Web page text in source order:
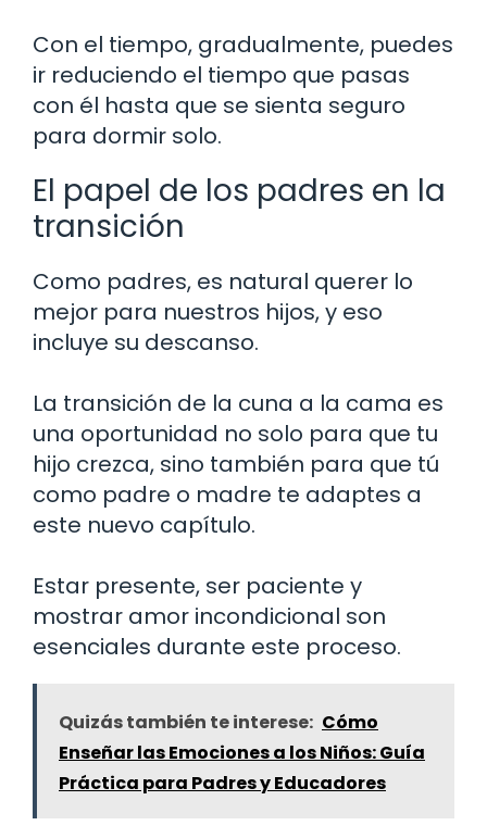
Con el tiempo, gradualmente, puedes
ir reduciendo el tiempo que pasas
con él hasta que se sienta seguro
para dormir solo.
El papel de los padres en la
transición
Como padres, es natural querer lo
mejor para nuestros hijos, y eso
incluye su descanso.
La transición de la cuna a la cama es
una oportunidad no solo para que tu
hijo crezca, sino también para que tú
como padre o madre te adaptes a
este nuevo capítulo.
Estar presente, ser paciente y
mostrar amor incondicional son
esenciales durante este proceso.
Quizás también te interese: Cómo
Enseñar las Emociones a los Niños: Guía
Práctica para Padres y Educadores